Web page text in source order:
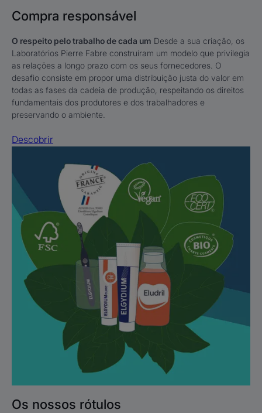
Compra responsável
O respeito pelo trabalho de cada um Desde a sua criação, os
Laboratórios Pierre Fabre construíram um modelo que privilegia
as relações a longo prazo com os seus fornecedores. O
desafio consiste em propor uma distribuição justa do valor em
todas as fases da cadeia de produção, respeitando os direitos
fundamentais dos produtores e dos trabalhadores e
preservando o ambiente.
Descobrir
nossos
rótulos
Os nossos rótulos